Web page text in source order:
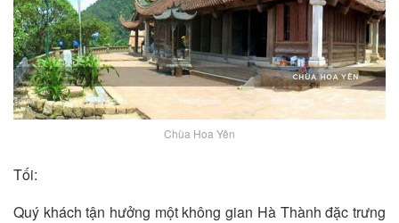
Chùa Hoa Yên
Tối:
Quý khách tận hưởng một không gian Hà Thành đặc trưng